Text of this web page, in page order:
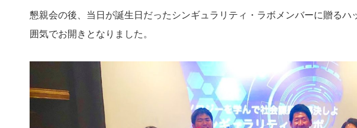
懇親会の後、当日が誕生日だったシンギュラリティ・ラボメンバーに贈る
囲気でお開きとなりました。